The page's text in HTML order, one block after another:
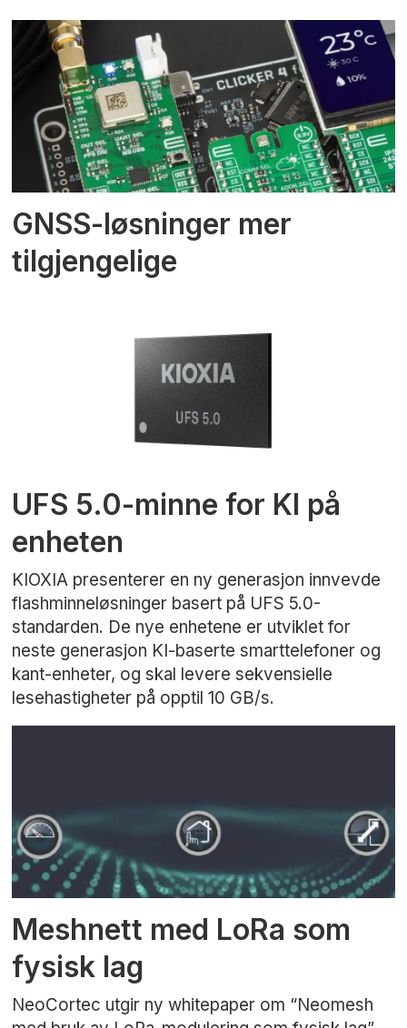
GNSS-løsninger mer
tilgjengelige
UFS 5.0-minne for KI på
enheten
KIOXIA presenterer en ny generasjon innvevde
flashminneløsninger basert på UFS 5.0-
standarden. De nye enhetene er utviklet for
neste generasjon KI-baserte smarttelefoner og
kant-enheter, og skal levere sekvensielle
lesehastigheter på opptil 10 GB/s.
Meshnett med LoRa som
fysisk lag
NeoCortec utgir ny whitepaper om “Neomesh